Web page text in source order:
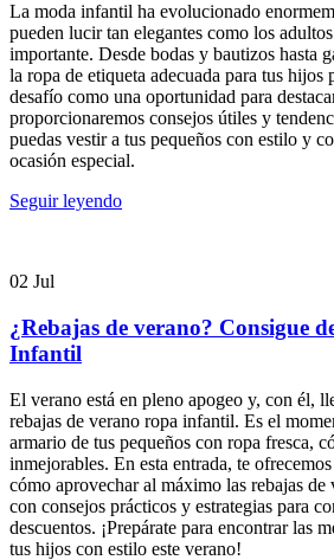
La moda infantil ha evolucionado
pueden lucir tan elegantes como los
importante. Desde bodas y bautizos hasta
la ropa de etiqueta adecuada para tus hijos
desafío como una oportunidad para
proporcionaremos consejos útiles y
puedas vestir a tus pequeños con estilo y
ocasión especial.
Seguir leyendo
02 Jul
¿Rebajas de verano? Consigue
Infantil
El verano está en pleno apogeo y, con él,
rebajas de verano ropa infantil. Es el
armario de tus pequeños con ropa fresca,
inmejorables. En esta entrada, te
cómo aprovechar al máximo las rebajas
con consejos prácticos y estrategias para
descuentos. ¡Prepárate para encontrar las
tus hijos con estilo este verano!